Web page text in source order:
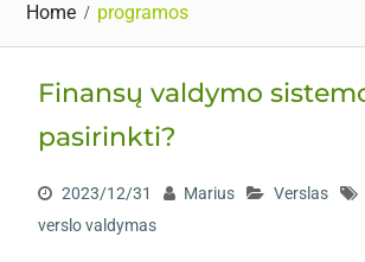
Home programos
Finansų valdymo
pasirinkti?
2023/12/31 Marius Verslas
verslo valdymas